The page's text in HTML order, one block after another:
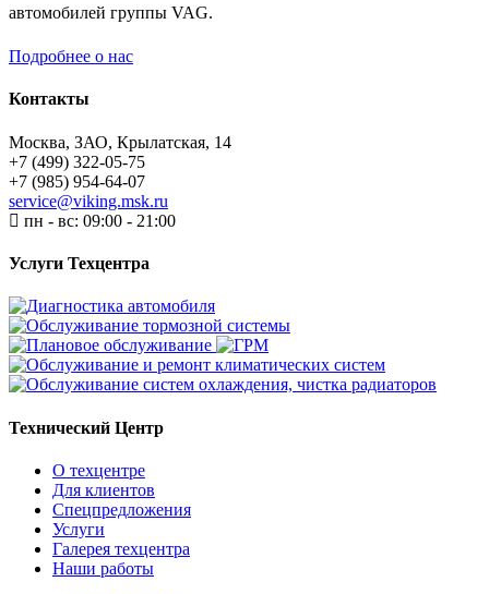
автомобилей группы VAG.
Подробнее о нас
Контакты
Москва, ЗАО, Крылатская, 14
+7 (499) 322-05-75
+7 (985) 954-64-07
service@viking.msk.ru
пн - вс: 09:00 - 21:00
Услуги Техцентра
Технический Центр
О техцентре
Для клиентов
Спецпредложения
Услуги
Галерея техцентра
Наши работы